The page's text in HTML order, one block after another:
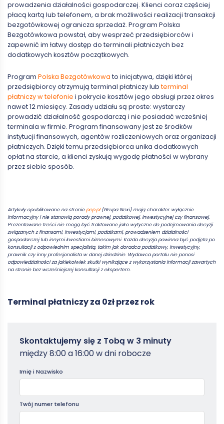
prowadzenia działalności gospodarczej. Klienci coraz częściej
płacą kartą lub telefonem, a brak możliwości realizacji transakcji
bezgotówkowej ogranicza sprzedaż. Program Polska
Bezgotówkowa powstał, aby wesprzeć przedsiębiorców i
zapewnić im łatwy dostęp do terminali płatniczych bez
dodatkowych kosztów początkowych.
Program Polska Bezgotówkowa to inicjatywa, dzięki której
przedsiębiorcy otrzymują terminal płatniczy lubterminal
płatniczy w telefonie i pokrycie kosztów jego obsługi przez okres
nawet 12 miesięcy. Zasady udziału są proste: wystarczy
prowadzić działalność gospodarczą i nie posiadać wcześniej
terminala w firmie. Program finansowany jest ze środków
instytucji finansowych, agentów rozliczeniowych oraz organizacji
płatniczych. Dzięki temu przedsiębiorca unika dodatkowych
opłat na starcie, a klienci zyskują wygodę płatności w wybrany
przez siebie sposób.
Artykuły opublikowane na stroniepep.pl(Grupa Nexi) mają charakter wyłącznie
informacyjny i nie stanowią porady prawnej, podatkowej, inwestycyjnej czy finansowej.
Prezentowane treści nie mogą być traktowane jako wytyczne do podejmowania decyzji
związanych z finansami, inwestycjami, podatkami, prowadzeniem działalności
gospodarczej lub innymi kwestiami biznesowymi. Każda decyzja powinna być podjęta po
konsultacji z odpowiednim specjalistą, takim jak doradca podatkowy, inwestycyjny,
prawnik czy inny profesjonalista w danej dziedzinie. Wydawca portalu nie ponosi
odpowiedzialności za jakiekolwiek skutki wynikające z wykorzystania informacji zawartych
na stronie bez wcześniejszej konsultacji z ekspertem.
Terminal płatniczy za 0zł przez rok
Zamowterminal
Poradniki
Skontaktujemy się z Tobą w 3 minuty
między 8:00 a 16:00 w dni robocze
Imię i Nazwisko
Twój numer telefonu